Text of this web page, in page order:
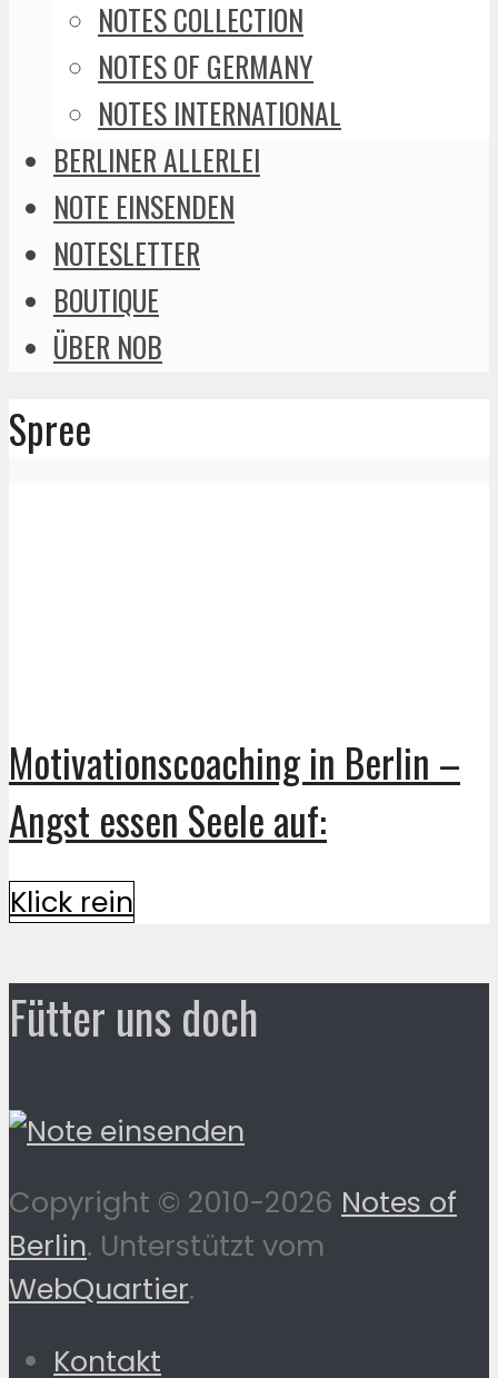
NOTES COLLECTION
NOTES OF GERMANY
NOTES INTERNATIONAL
BERLINER ALLERLEI
NOTE EINSENDEN
NOTESLETTER
BOUTIQUE
ÜBER NOB
Spree
Motivationscoaching in Berlin –
Angst essen Seele auf:
Klick rein
Fütter uns doch
Copyright © 2010-2026 Notes of
Berlin. Unterstützt vom
WebQuartier.
Kontakt